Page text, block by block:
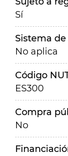
Sí
Sistema
No aplica
Código
ES300
Compra
No